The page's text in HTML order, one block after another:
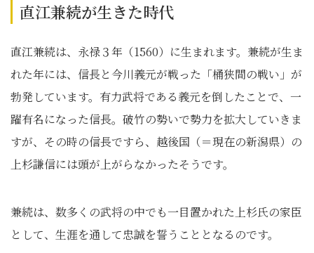
直江兼続が生きた時代
直江兼続は、永禄３年（1560）に生まれます。兼続が生ま
れた年には、信長と今川義元が戦った「桶狭間の戦い」が
勃発しています。有力武将である義元を倒したことで、一
躍有名になった信長。破竹の勢いで勢力を拡大していきま
すが、その時の信長ですら、越後国（＝現在の新潟県）の
上杉謙信には頭が上がらなかったそうです。
兼続は、数多くの武将の中でも一目置かれた上杉氏の家臣
として、生涯を通して忠誠を誓うこととなるのです。